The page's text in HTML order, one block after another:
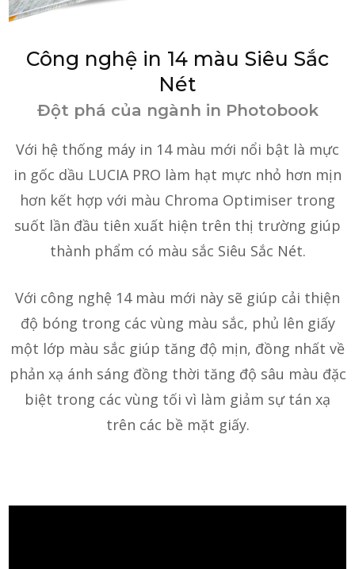
Công nghệ in 14 màu Siêu Sắc
Nét
Đột phá của ngành in Photobook
Với hệ thống máy in 14 màu mới nổi bật là mực
in gốc dầu LUCIA PRO làm hạt mực nhỏ hơn mịn
hơn kết hợp với màu Chroma Optimiser trong
suốt lần đầu tiên xuất hiện trên thị trường giúp
thành phẩm có màu sắc Siêu Sắc Nét.
Với công nghệ 14 màu mới này sẽ giúp cải thiện
độ bóng trong các vùng màu sắc, phủ lên giấy
một lớp màu sắc giúp tăng độ mịn, đồng nhất về
phản xạ ánh sáng đồng thời tăng độ sâu màu đặc
biệt trong các vùng tối vì làm giảm sự tán xạ
trên các bề mặt giấy.